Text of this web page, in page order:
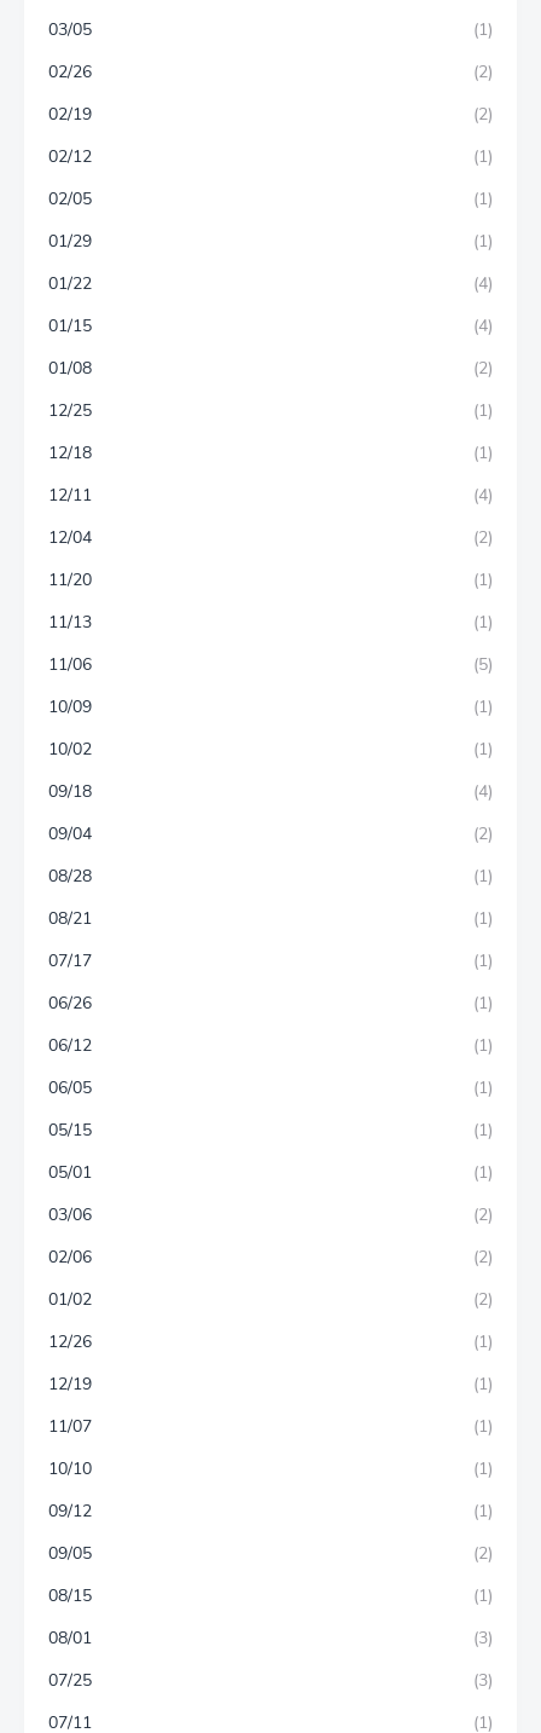
03/05
(1)
02/26
(2)
02/19
(2)
02/12
(1)
02/05
(1)
01/29
(1)
01/22
(4)
01/15
(4)
01/08
(2)
12/25
(1)
12/18
(1)
12/11
(4)
12/04
(2)
11/20
(1)
11/13
(1)
11/06
(5)
10/09
(1)
10/02
(1)
09/18
(4)
09/04
(2)
08/28
(1)
08/21
(1)
07/17
(1)
06/26
(1)
06/12
(1)
06/05
(1)
05/15
(1)
05/01
(1)
03/06
(2)
02/06
(2)
01/02
(2)
12/26
(1)
12/19
(1)
11/07
(1)
10/10
(1)
09/12
(1)
09/05
(2)
08/15
(1)
08/01
(3)
07/25
(3)
07/11
(1)